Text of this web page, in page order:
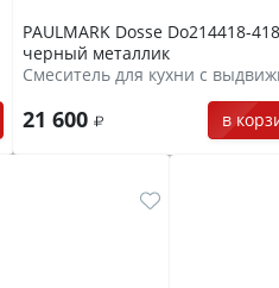
PAULMARK Dosse Do214418-418
черный металлик
21 600 в